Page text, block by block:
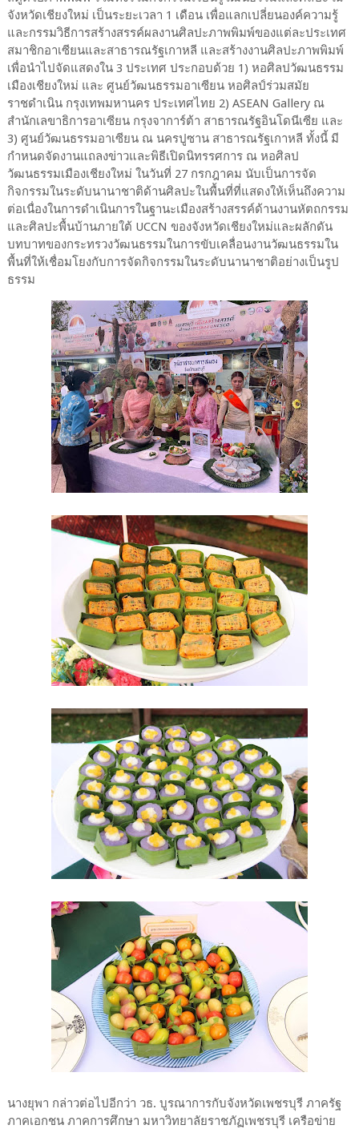
จังหวัดเชียงใหม่ เป็นระยะเวลา 1 เดือน เพื่อแลกเปลี่ยนองค์ความรู้
และกรรมวิธีการสร้างสรรค์ผลงานศิลปะภาพพิมพ์ของแต่ละประเทศ
สมาชิกอาเซียนและสาธารณรัฐเกาหลี และสร้างงานศิลปะภาพพิมพ์
เพื่อนำไปจัดแสดงใน 3 ประเทศ ประกอบด้วย 1) หอศิลปวัฒนธรรม
เมืองเชียงใหม่ และ ศูนย์วัฒนธรรมอาเซียน หอศิลป์ร่วมสมัย
ราชดำเนิน กรุงเทพมหานคร ประเทศไทย 2) ASEAN Gallery ณ
สำนักเลขาธิการอาเซียน กรุงจาการ์ต้า สาธารณรัฐอินโดนีเซีย และ
3) ศูนย์วัฒนธรรมอาเซียน ณ นครปูซาน สาธารณรัฐเกาหลี ทั้งนี้ มี
กำหนดจัดงานแถลงข่าวและพิธีเปิดนิทรรศการ ณ หอศิลป
วัฒนธรรมเมืองเชียงใหม่ ในวันที่ 27 กรกฎาคม นับเป็นการจัด
กิจกรรมในระดับนานาชาติด้านศิลปะในพื้นที่ที่แสดงให้เห็นถึงความ
ต่อเนื่องในการดำเนินการในฐานะเมืองสร้างสรรค์ด้านงานหัตถกรรม
และศิลปะพื้นบ้านภายใต้ UCCN ของจังหวัดเชียงใหม่และผลักดัน
บทบาทของกระทรวงวัฒนธรรมในการขับเคลื่อนงานวัฒนธรรมใน
พื้นที่ให้เชื่อมโยงกับการจัดกิจกรรมในระดับนานาชาติอย่างเป็นรูป
ธรรม
นางยุพา กล่าวต่อไปอีกว่า วธ. บูรณาการกับจังหวัดเพชรบุรี ภาครัฐ
ภาคเอกชน ภาคการศึกษา มหาวิทยาลัยราชภัฏเพชรบุรี เครือข่าย